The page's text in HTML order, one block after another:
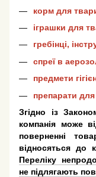
корм для
іграшки для
гребінці,
спреї в
предмети
препарати
Згідно із
компанія може
поверненні
відносяться до
Переліку
не підлягають